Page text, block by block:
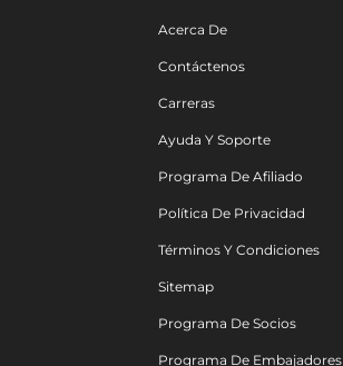
Acerca De
Contáctenos
Carreras
Ayuda Y Soporte
Programa De Afiliado
Política De Privacidad
Términos Y Condiciones
Sitemap
Programa De Socios
Programa De Embajadores